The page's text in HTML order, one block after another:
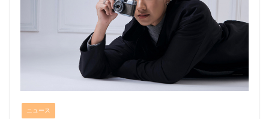
ニュース